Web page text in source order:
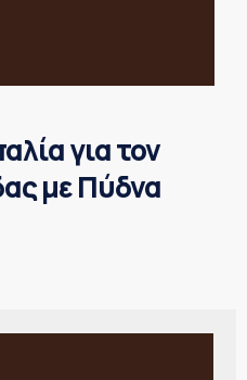
για τον
με Πύδνα